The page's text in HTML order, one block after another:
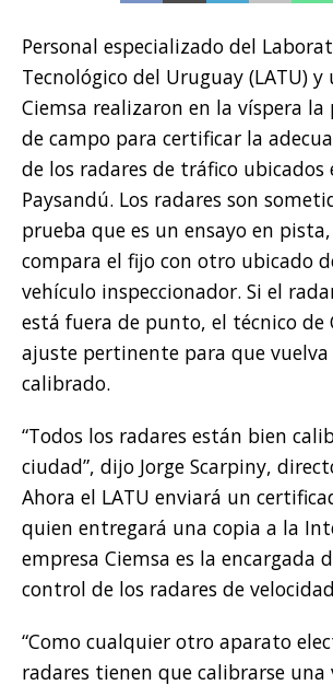
Personal especializado del
Tecnológico del Uruguay (LATU)
Ciemsa realizaron en la víspera
de campo para certificar la
de los radares de tráfico ubicados
Paysandú. Los radares son
prueba que es un ensayo en
compara el fijo con otro ubicado
vehículo inspeccionador. Si el
está fuera de punto, el técnico de
ajuste pertinente para que
calibrado.
“Todos los radares están bien
ciudad”, dijo Jorge Scarpiny,
Ahora el LATU enviará un
quien entregará una copia a la
empresa Ciemsa es la encargada
control de los radares de
“Como cualquier otro aparato
radares tienen que calibrarse una